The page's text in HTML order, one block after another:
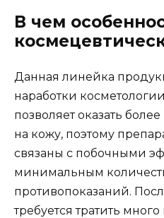
В чем
Данная линейка
наработки
позволяет оказать
на кожу, поэтому
связаны с побочными
минимальным
противопоказаний.
требуется тратить